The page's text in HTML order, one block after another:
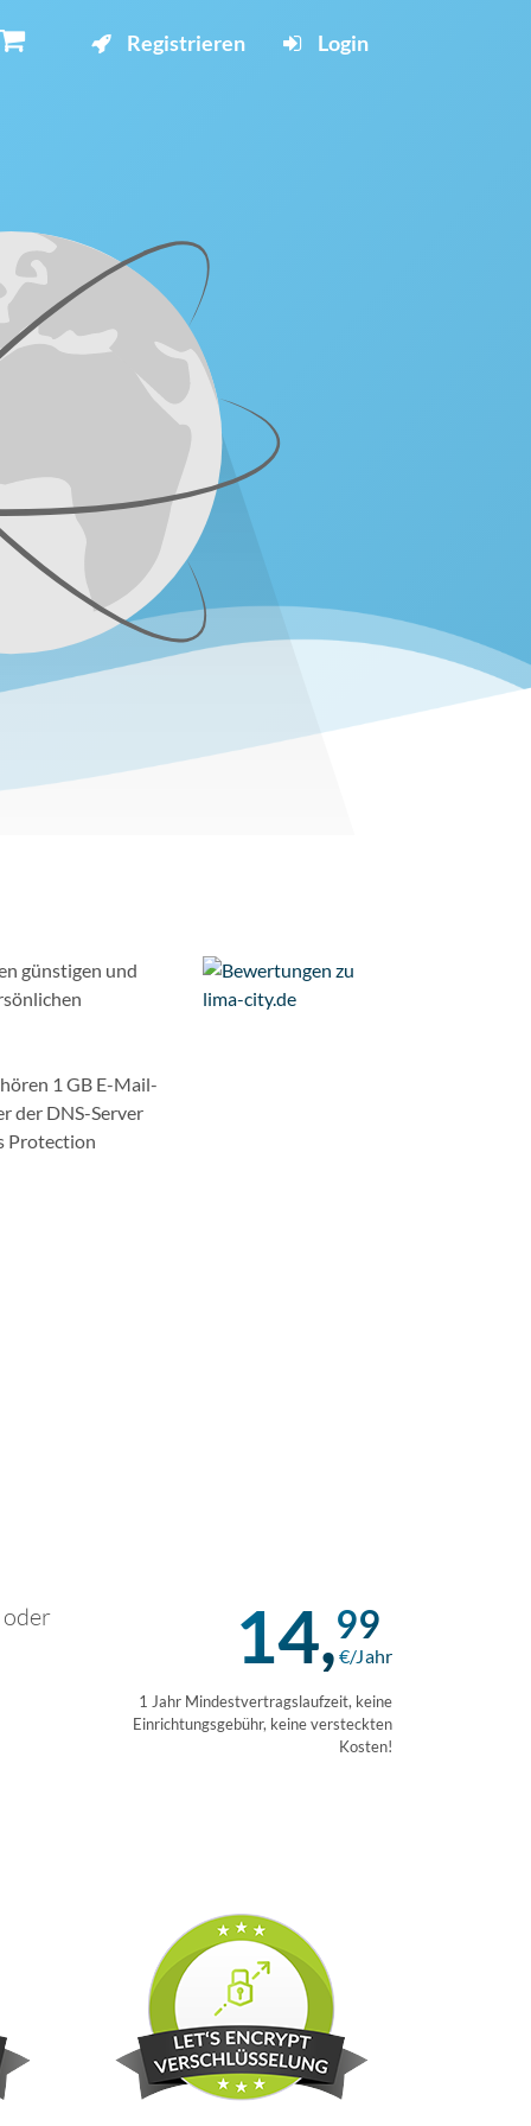
Registrieren Login
günstigen und
1 GB E-Mail-
der DNS-Server
Protection
14,99
€/Jahr
1 Jahr Mindestvertragslaufzeit, keine
Einrichtungsgebühr, keine versteckten
Kosten!